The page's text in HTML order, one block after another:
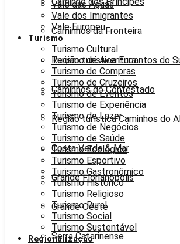
Caminhos da Fronteira
Região turística Encantos do
Caminhos do Contestado
Região turística Caminhos do
Costa Verde & Mar
Grande Florianópolis
Grande Oeste
Serra Catarinense
Vale das Águas
Vale dos Imigrantes
Vale Europeu
Turismo
Turismo Cultural
Turismo de Aventura
Turismo de Compras
Turismo de Cruzeiros
Turismo de Eventos
Turismo de Experiência
Turismo de Lazer
Turismo de Negócios
Turismo de Saúde
Turismo Ecológico
Turismo Esportivo
Turismo Gastronômico
Turismo Histórico
Turismo Religioso
Turismo Rural
Turismo Social
Turismo Sustentável
Regionalização